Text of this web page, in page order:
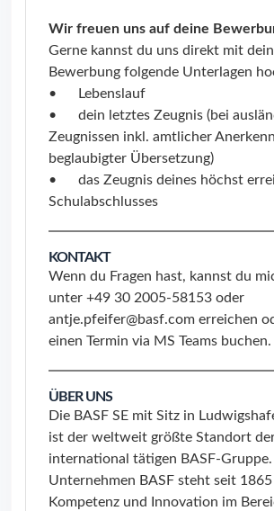
Wir freuen uns auf deine
Gerne kannst du uns direkt mit
Bewerbung folgende Unterlagen
• Lebenslauf
• dein letztes Zeugnis (bei
Zeugnissen inkl. amtlicher
beglaubigter Übersetzung)
• das Zeugnis deines höchst
Schulabschlusses
KONTAKT
Wenn du Fragen hast, kannst du
unter +49 30 2005-58153 oder
antje.pfeifer@basf.com erreichen
einen Termin via MS Teams buchen.
ÜBER UNS
Die BASF SE mit Sitz in
ist der weltweit größte Standort
international tätigen BASF-Gruppe.
Unternehmen BASF steht seit
Kompetenz und Innovation im